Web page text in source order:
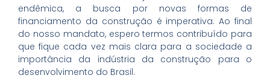
endêmica, a busca por novas formas de
financiamento da construção é imperativa. Ao final
do nosso mandato, espero termos contribuído para
que fique cada vez mais clara para a sociedade a
importância da indústria da construção para o
desenvolvimento do Brasil.